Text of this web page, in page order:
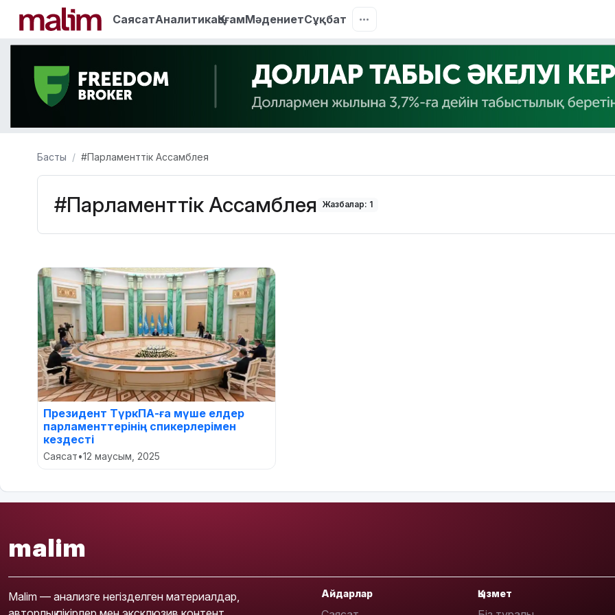
СаясатАналитикаҚоғамМәдениетСұқбат
Басты #Парламенттік Ассамблея
#Парламенттік Ассамблея Жазбалар: 1
Президент ТүркПА-ға мүше елдер
парламенттерінің спикерлерімен
кездесті
Саясат•12 маусым, 2025
malim
Malim — анализге негізделген материалдар,
Айдарлар Қызмет